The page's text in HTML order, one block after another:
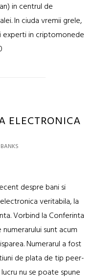
in centrul de
In ciuda vremii grele,
experti in criptomonede
ELECTRONICA
despre bani si
veritabila, la
Vorbind la Conferinta
sunt acum
Numerarul a fost
de plata de tip peer-
nu se poate spune